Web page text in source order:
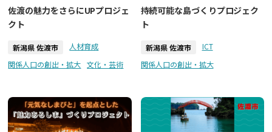
佐渡の魅力をさらにUPプロジェ
クト
新潟県 佐渡市
人材育成
関係人口の創出・拡大
文化・芸術
持続可能な島づくりプロジェク
ト
新潟県 佐渡市
ICT
関係人口の創出・拡大